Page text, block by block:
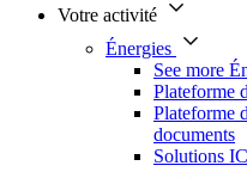
Votre activité
Énergies
See more
Plateforme
Plateforme
documents
Solutions